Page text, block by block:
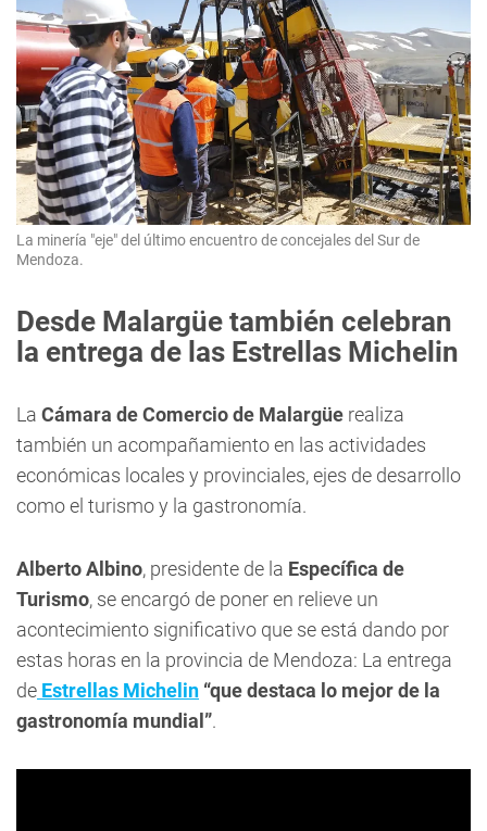
La minería "eje" del último encuentro de concejales del Sur de
Mendoza.
Desde Malargüe también celebran
la entrega de las Estrellas Michelin
La Cámara de Comercio de Malargüe realiza
también un acompañamiento en las actividades
económicas locales y provinciales, ejes de desarrollo
como el turismo y la gastronomía.
Alberto Albino, presidente de la Específica de
Turismo, se encargó de poner en relieve un
acontecimiento significativo que se está dando por
estas horas en la provincia de Mendoza: La entrega
de Estrellas Michelin “que destaca lo mejor de la
gastronomía mundial”.